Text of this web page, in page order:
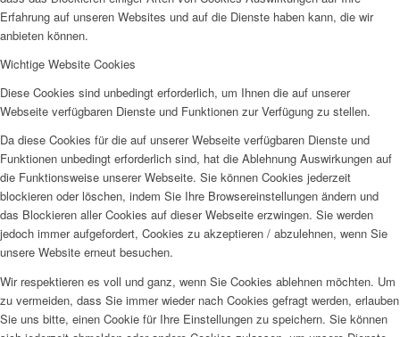
Erfahrung auf unseren Websites und auf die Dienste haben kann, die wir
anbieten können.
Wichtige Website Cookies
Diese Cookies sind unbedingt erforderlich, um Ihnen die auf unserer
Webseite verfügbaren Dienste und Funktionen zur Verfügung zu stellen.
Da diese Cookies für die auf unserer Webseite verfügbaren Dienste und
Funktionen unbedingt erforderlich sind, hat die Ablehnung Auswirkungen auf
die Funktionsweise unserer Webseite. Sie können Cookies jederzeit
blockieren oder löschen, indem Sie Ihre Browsereinstellungen ändern und
das Blockieren aller Cookies auf dieser Webseite erzwingen. Sie werden
jedoch immer aufgefordert, Cookies zu akzeptieren / abzulehnen, wenn Sie
unsere Website erneut besuchen.
Wir respektieren es voll und ganz, wenn Sie Cookies ablehnen möchten. Um
zu vermeiden, dass Sie immer wieder nach Cookies gefragt werden, erlauben
Sie uns bitte, einen Cookie für Ihre Einstellungen zu speichern. Sie können